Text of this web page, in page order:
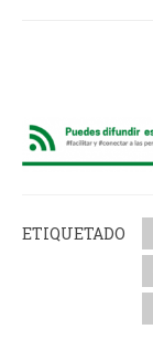
ETIQUETADO